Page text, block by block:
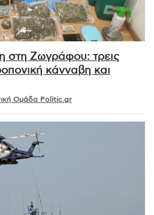
στη Ζωγράφου: τρεις
κάνναβη και
Ομάδα Politic.gr